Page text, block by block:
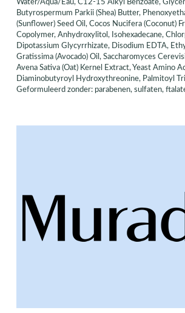
Water/Aqua/Eau, C12-15 Alkyl Benzoate,
Butyrospermum Parkii (Shea) Butter,
(Sunflower) Seed Oil, Cocos Nucifera
Copolymer, Anhydroxylitol, Isohexadecane,
Dipotassium Glycyrrhizate, Disodium EDTA,
Gratissima (Avocado) Oil, Saccharomyces
Avena Sativa (Oat) Kernel Extract, Yeast Amino
Diaminobutyroyl Hydroxythreonine, Palmitoyl
Geformuleerd zonder: parabenen, sulfaten,